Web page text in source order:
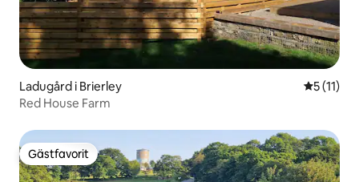
Ladugård i Brierley 5 av 5 i
5 (11)
Red House Farm
Gästfavorit
Gästfavorit